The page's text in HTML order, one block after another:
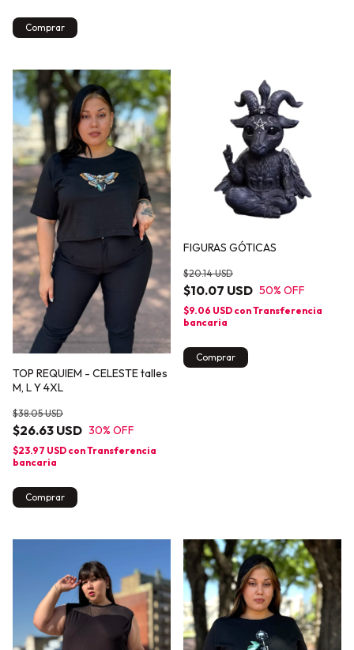
Comprar
TOP REQUIEM - CELESTE talles
M, L Y 4XL
$26.63 USD
$38.05 USD
30% OFF
$23.97 USD conTransferencia
bancaria
Comprar
FIGURAS GÓTICAS
$10.07 USD
$20.14 USD
50% OFF
$9.06 USD conTransferencia
bancaria
Comprar